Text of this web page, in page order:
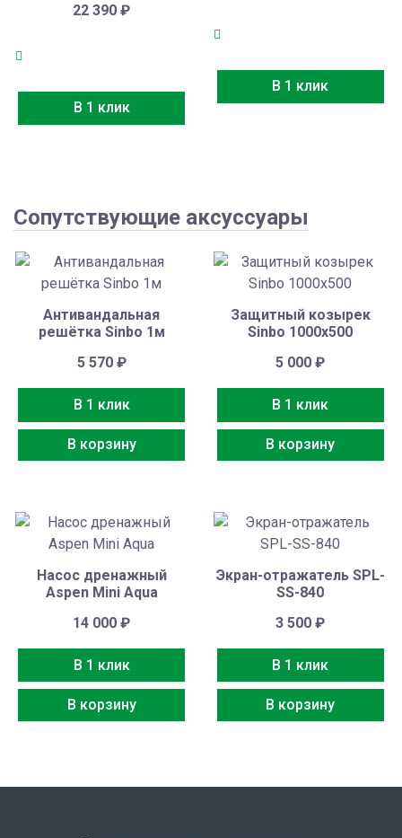
22 390₽
В 1 клик
В 1 клик
Сопутствующие аксуссуары
Антивандальная
решётка Sinbo 1м
5 570 ₽
В 1 клик
В корзину
Защитный козырек
Sinbo 1000х500
5 000₽
В 1 клик
В корзину
Насос дренажный
Aspen Mini Aqua
14 000₽
В 1 клик
В корзину
Экран-отражатель SPL-
SS-840
3 500₽
В 1 клик
В корзину